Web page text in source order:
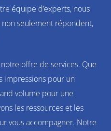
équipe d’experts, nous
non seulement répondent,
offre de services. Que
impressions pour un
volume pour une
les ressources et les
vous accompagner. Notre